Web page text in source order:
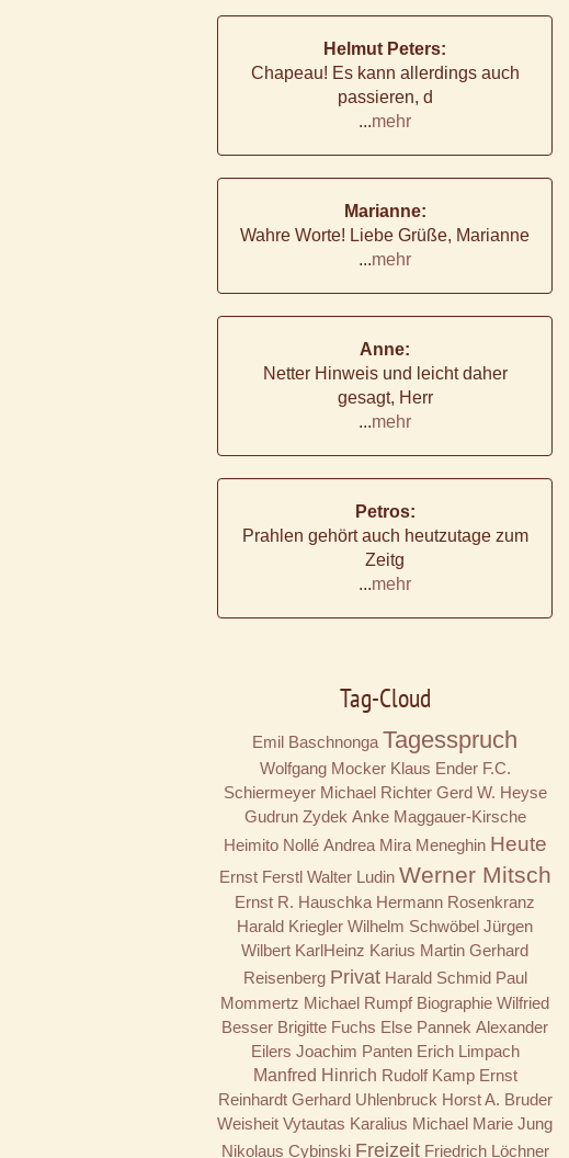
Helmut Peters:
Chapeau! Es kann allerdings auch
passieren, d
...mehr
Marianne:
Wahre Worte! Liebe Grüße, Marianne
...mehr
Anne:
Netter Hinweis und leicht daher
gesagt, Herr
...mehr
Petros:
Prahlen gehört auch heutzutage zum
Zeitg
...mehr
Tag-Cloud
Emil Baschnonga Tagesspruch
Wolfgang Mocker Klaus Ender F.C.
Schiermeyer Michael Richter Gerd W. Heyse
Gudrun Zydek Anke Maggauer-Kirsche
Heimito Nollé Andrea Mira Meneghin Heute
Ernst Ferstl Walter Ludin Werner Mitsch
Ernst R. Hauschka Hermann Rosenkranz
Harald Kriegler Wilhelm Schwöbel Jürgen
Wilbert KarlHeinz Karius Martin Gerhard
Reisenberg Privat Harald Schmid Paul
Mommertz Michael Rumpf Biographie Wilfried
Besser Brigitte Fuchs Else Pannek Alexander
Eilers Joachim Panten Erich Limpach
Manfred Hinrich Rudolf Kamp Ernst
Reinhardt Gerhard Uhlenbruck Horst A. Bruder
Weisheit Vytautas Karalius Michael Marie Jung
Nikolaus Cybinski Freizeit Friedrich Löchner